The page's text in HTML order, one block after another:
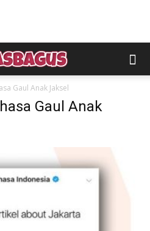
Gaul Anak Jaksel
Gaul Anak